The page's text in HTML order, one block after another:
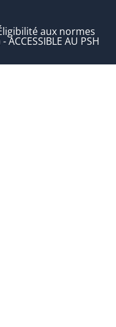
aux normes
AU PSH